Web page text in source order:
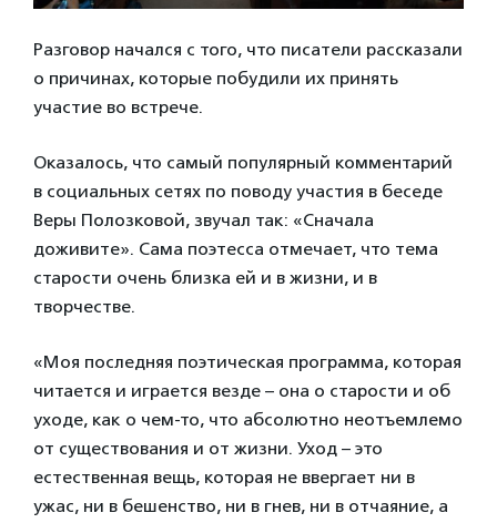
Разговор начался с того, что писатели рассказали
о причинах, которые побудили их принять
участие во встрече.
Оказалось, что самый популярный комментарий
в социальных сетях по поводу участия в беседе
Веры Полозковой, звучал так: «Сначала
доживите». Сама поэтесса отмечает, что тема
старости очень близка ей и в жизни, и в
творчестве.
«Моя последняя поэтическая программа, которая
читается и играется везде – она о старости и об
уходе, как о чем-то, что абсолютно неотъемлемо
от существования и от жизни. Уход – это
естественная вещь, которая не ввергает ни в
ужас, ни в бешенство, ни в гнев, ни в отчаяние, а